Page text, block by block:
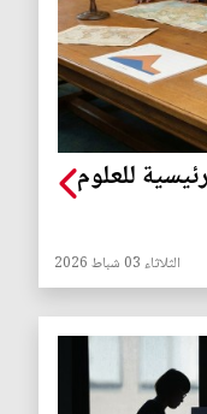
للعلوم
الثلاثاء 03 شباط 2026